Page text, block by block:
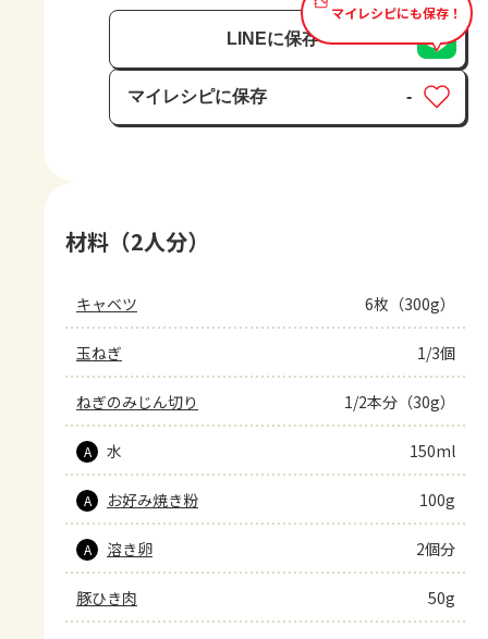
マイレシピにも保存！
LINEに保存
マイレシピに保存
保存済み
-
材料（2人分）
キャベツ 6枚（300g）
玉ねぎ 1/3個
ねぎのみじん切り 1/2本分（30g）
A 水 150ml
A お好み焼き粉 100g
A 溶き卵 2個分
豚ひき肉 50g